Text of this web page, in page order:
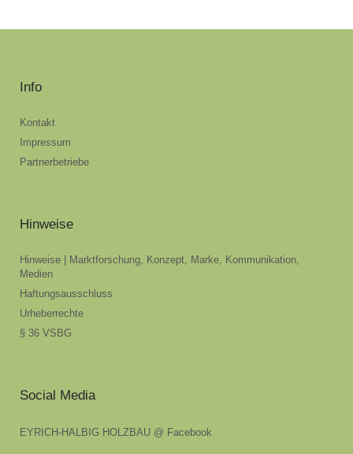
Info
Kontakt
Impressum
Partnerbetriebe
Hinweise
Hinweise | Marktforschung, Konzept, Marke, Kommunikation,
Medien
Haftungsausschluss
Urheberrechte
§ 36 VSBG
Social Media
EYRICH-HALBIG HOLZBAU @ Facebook